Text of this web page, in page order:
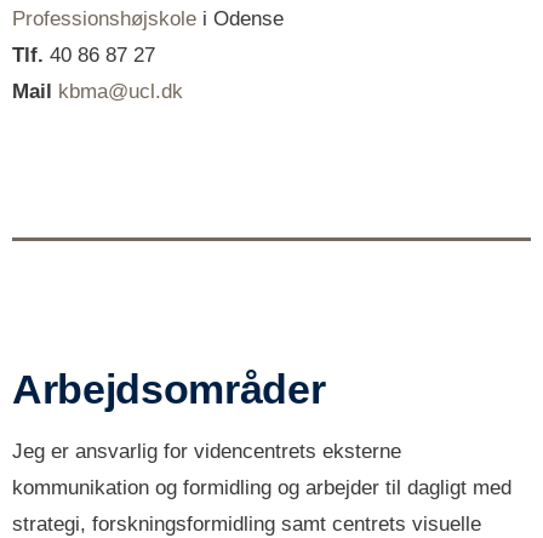
Professionshøjskole i Odense
Tlf. 40 86 87 27
Mail
kbma@ucl.dk
Arbejdsområder
Jeg er ansvarlig for videncentrets eksterne
kommunikation og formidling og arbejder til dagligt med
strategi, forskningsformidling samt centrets visuelle